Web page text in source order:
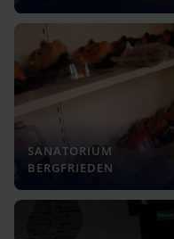
SANATORIUM
BERGFRIEDEN